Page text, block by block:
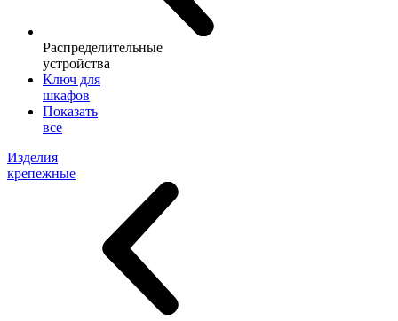
Распределительные
устройства
Ключ для
шкафов
Показать
все
Изделия
крепежные